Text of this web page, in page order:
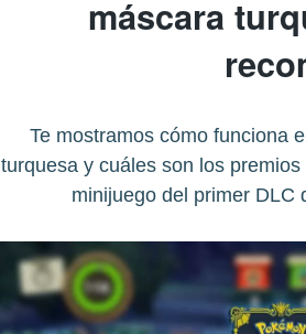
máscara
Te mostramos cómo funciona
turquesa y cuáles son los
minijuego del primer DLC